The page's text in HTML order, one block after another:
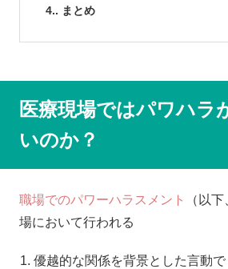
4. まとめ
医療現場ではパワハラ
いのか？
職場でのパワーハラスメント
（以
場において行われる
優越的な関係を背景とした言動で